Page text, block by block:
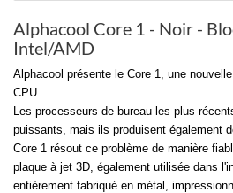
Alphacool Core 1 - Noir -
Intel/AMD
Alphacool présente le Core 1, une
CPU.
Les processeurs de bureau les plus
puissants, mais ils produisent également
Core 1 résout ce problème de manière
plaque à jet 3D, également utilisée dans
entièrement fabriqué en métal,